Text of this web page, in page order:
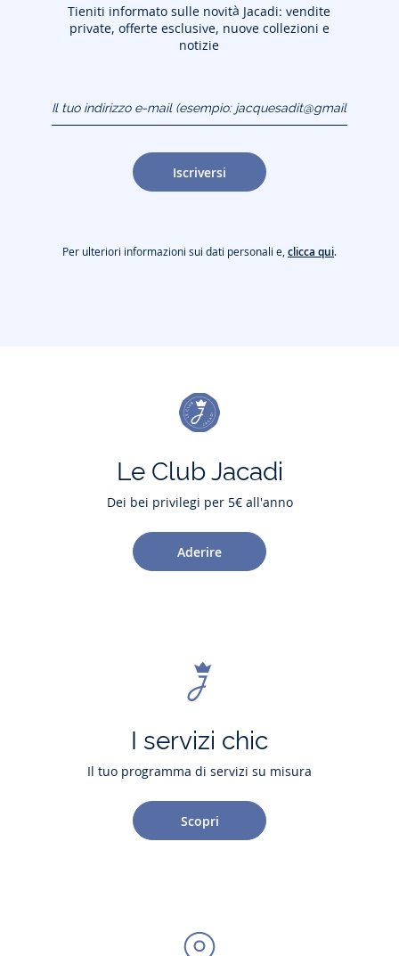
Tieniti informato sulle novità Jacadi: vendite
private, offerte esclusive, nuove collezioni e
notizie
(esempio:
jacquesadit@gmail.com)
Iscriversi
Per ulteriori informazioni sui dati personali e,clicca qui.
Le Club Jacadi
Dei bei privilegi per 5€ all'anno
Aderire
I servizi chic
Il tuo programma di servizi su misura
Scopri